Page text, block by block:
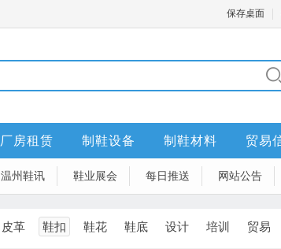
保存桌面
厂房租赁 制鞋设备 制鞋材料 贸易
温州鞋讯 鞋业展会 每日推送 网站公告
皮革 鞋扣 鞋花 鞋底 设计 培训 贸易